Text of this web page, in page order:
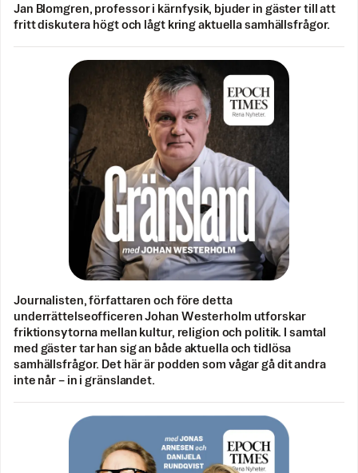
Jan Blomgren, professor i kärnfysik, bjuder in gäster till att
fritt diskutera högt och lågt kring aktuella samhällsfrågor.
Journalisten, författaren och före detta
underrättelseofficeren Johan Westerholm utforskar
friktionsytorna mellan kultur, religion och politik. I samtal
med gäster tar han sig an både aktuella och tidlösa
samhällsfrågor. Det här är podden som vågar gå dit andra
inte når – in i gränslandet.